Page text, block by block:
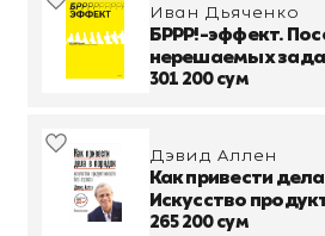
Иван Дьяченко
БРРР!-эффект.
нерешаемых
жизни
301 200 сум
Дэвид Аллен
Как привести
Искусство
стресса
265 200 сум